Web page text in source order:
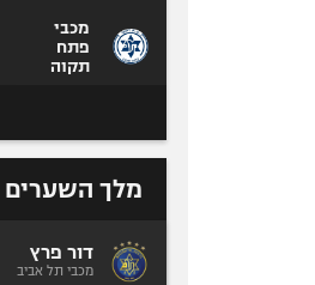
מכבי
פתח
תקוה
מלך השערים
דור פרץ
מכבי תל אביב